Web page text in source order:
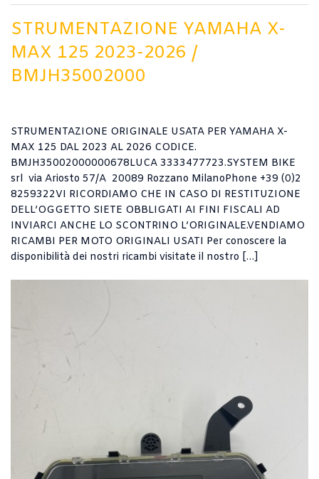
STRUMENTAZIONE YAMAHA X-
MAX 125 2023-2026 /
BMJH35002000
STRUMENTAZIONE ORIGINALE USATA PER YAMAHA X-
MAX 125 DAL 2023 AL 2026 CODICE.
BMJH35002000000678LUCA 3333477723.SYSTEM BIKE
srl via Ariosto 57/A 20089 Rozzano MilanoPhone +39 (0)2
8259322VI RICORDIAMO CHE IN CASO DI RESTITUZIONE
DELL’OGGETTO SIETE OBBLIGATI AI FINI FISCALI AD
INVIARCI ANCHE LO SCONTRINO L’ORIGINALE.VENDIAMO
RICAMBI PER MOTO ORIGINALI USATI Per conoscere la
disponibilità dei nostri ricambi visitate il nostro […]